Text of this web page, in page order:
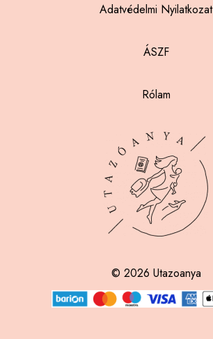
Adatvédelmi Nyilatkozat
ÁSZF
Rólam
© 2026 Utazoanya